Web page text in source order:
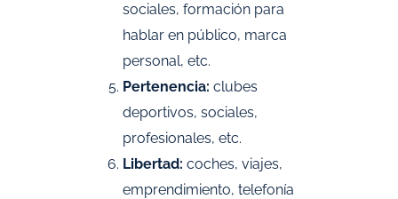
sociales, formación para
hablar en público, marca
personal, etc.
Pertenencia: clubes
deportivos, sociales,
profesionales, etc.
Libertad: coches, viajes,
emprendimiento, telefonía